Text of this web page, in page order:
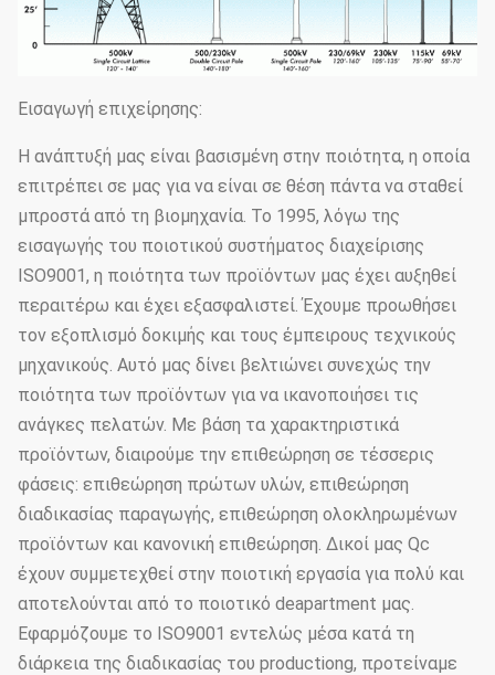
Εισαγωγή επιχείρησης:
Η ανάπτυξή μας είναι βασισμένη στην ποιότητα, η οποία
επιτρέπει σε μας για να είναι σε θέση πάντα να σταθεί
μπροστά από τη βιομηχανία. Το 1995, λόγω της
εισαγωγής του ποιοτικού συστήματος διαχείρισης
ISO9001, η ποιότητα των προϊόντων μας έχει αυξηθεί
περαιτέρω και έχει εξασφαλιστεί. Έχουμε προωθήσει
τον εξοπλισμό δοκιμής και τους έμπειρους τεχνικούς
μηχανικούς. Αυτό μας δίνει βελτιώνει συνεχώς την
ποιότητα των προϊόντων για να ικανοποιήσει τις
ανάγκες πελατών. Με βάση τα χαρακτηριστικά
προϊόντων, διαιρούμε την επιθεώρηση σε τέσσερις
φάσεις: επιθεώρηση πρώτων υλών, επιθεώρηση
διαδικασίας παραγωγής, επιθεώρηση ολοκληρωμένων
προϊόντων και κανονική επιθεώρηση. Δικοί μας Qc
έχουν συμμετεχθεί στην ποιοτική εργασία για πολύ και
αποτελούνται από το ποιοτικό deapartment μας.
Εφαρμόζουμε το ISO9001 εντελώς μέσα κατά τη
διάρκεια της διαδικασίας του productiong, προτείναμε